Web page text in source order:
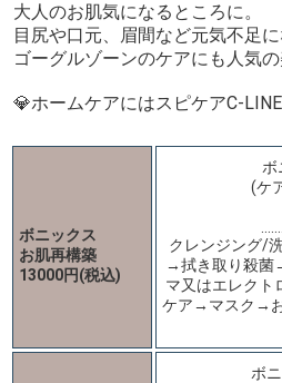
大人のお肌気になるところに。
目尻や口元、眉間など元気不足に
ゴーグルゾーンのケアにも人気の
💎ホームケアにはスピケアC-
ボニックス
お肌再構築
13000円(税込)
ボ
(ケ
クレンジング/
→拭き取り殺菌
マ又はエレク
ケア→マスク→
ボ